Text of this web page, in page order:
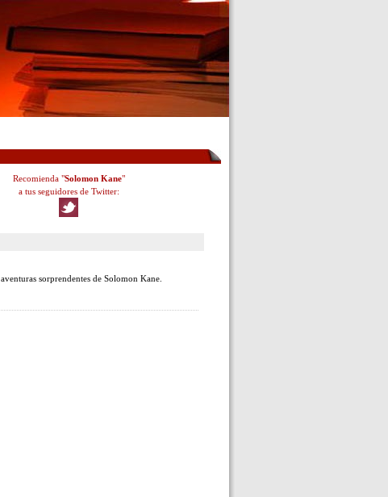
Recomienda "Solomon Kane"
a tus seguidores de Twitter:
sorprendentes de Solomon Kane.